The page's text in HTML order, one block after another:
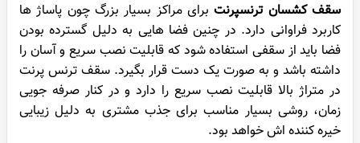
سقف کشسان ترنسپرنتبرای مراکز بسیار بزرگ چون پاساژ ها
کاربرد فراوانی دارد. در چنین فضا هایی به دلیل گسترده بودن
فضا باید از سقفی استفاده شود که قابلیت نصب سریع و آسان را
داشته باشد و به صورت یک دست قرار بگیرد. سقف ترنس پرنت
در متراژ بالا قابلیت نصب سریع را دارد و در کنار صرفه ‌جویی
زمان، روشی بسیار مناسب برای جذب مشتری به دلیل زیبایی
خیره کننده اش خواهد بود.